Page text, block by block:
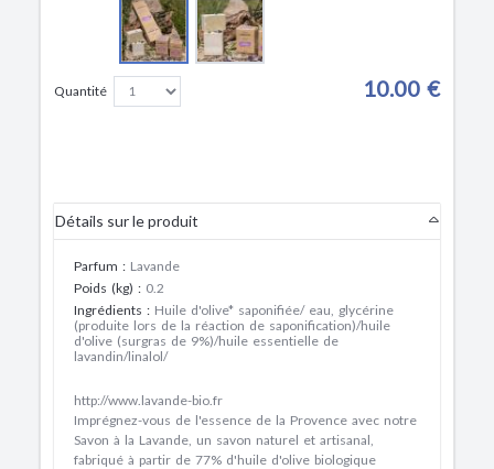
Quantité 10.00 €
Détails sur le produit
Parfum : Lavande
Poids (kg) : 0.2
Ingrédients : Huile d'olive* saponifiée/ eau, glycérine
(produite lors de la réaction de saponification)/huile
d'olive (surgras de 9%)/huile essentielle de
lavandin/linalol/
http://www.lavande-bio.fr
Imprégnez-vous de l'essence de la Provence avec notre
Savon à la Lavande, un savon naturel et artisanal,
fabriqué à partir de 77% d'huile d'olive biologique